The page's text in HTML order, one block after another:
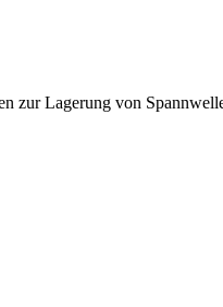
zur Lagerung von